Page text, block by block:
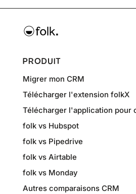
PRODUIT
Migrer mon CRM
Télécharger l'extension folkX
Télécharger l'application pour
folk vs Hubspot
folk vs Pipedrive
folk vs Airtable
folk vs Monday
Autres comparaisons CRM